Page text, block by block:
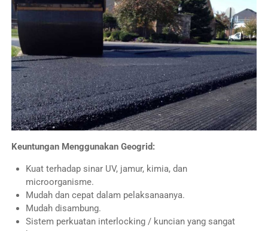
Keuntungan Menggunakan Geogrid:
Kuat terhadap sinar UV, jamur, kimia, dan
microorganisme.
Mudah dan cepat dalam pelaksanaanya.
Mudah disambung.
Sistem perkuatan interlocking / kuncian yang sangat